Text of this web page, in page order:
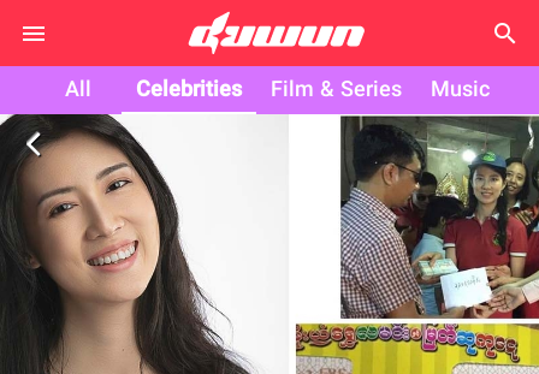
search
All Celebrities Film & Series Music
arrow_back_ios